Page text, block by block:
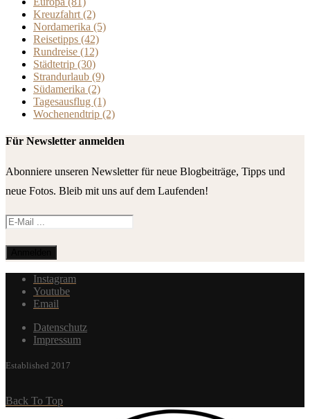
Kreuzfahrt (2)
Nordamerika (5)
Reisetipps (42)
Rundreise (12)
Städtetrip (30)
Strandurlaub (9)
Südamerika (2)
Tagesausflug (1)
Wochenendtrip (2)
Für Newsletter anmelden
Abonniere unseren Newsletter für neue Blogbeiträge, Tipps und
neue Fotos. Bleib mit uns auf dem Laufenden!
Instagram
Youtube
Email
Datenschutz
Impressum
Established 2017
Back To Top